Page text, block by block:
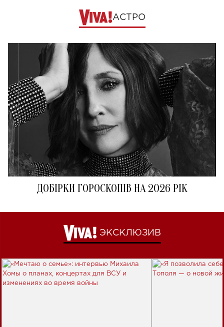
АСТРО
ДОБІРКИ ГОРОСКОПІВ НА 2026 РІК
ЭКСКЛЮЗИВ